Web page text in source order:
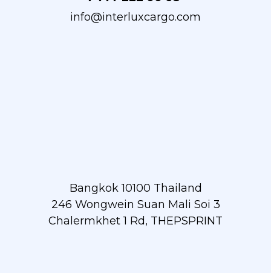
info@interluxcargo.com
Bangkok 10100 Thailand
246 Wongwein Suan Mali Soi 3
Chalermkhet 1 Rd, THEPSPRINT